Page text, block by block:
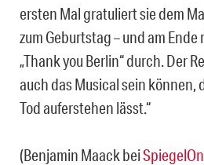
ersten Mal gratuliert sie dem
zum Geburtstag – und am
„Thank you Berlin“ durch. Der
auch das Musical sein können,
Tod auferstehen lässt.“
(Benjamin Maack bei